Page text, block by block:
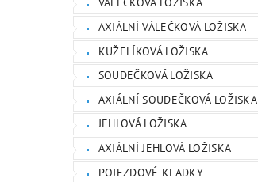
AXIÁLNÍ VÁLEČKOVÁ LOŽISKA
KUŽELÍKOVÁ LOŽISKA
SOUDEČKOVÁ LOŽISKA
AXIÁLNÍ SOUDEČKOVÁ LOŽISKA
JEHLOVÁ LOŽISKA
AXIÁLNÍ JEHLOVÁ LOŽISKA
POJEZDOVÉ KLADKY